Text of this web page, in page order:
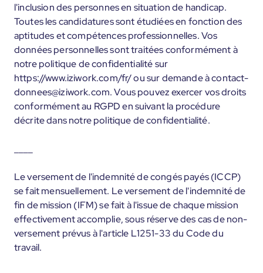
l'inclusion des personnes en situation de handicap.
Toutes les candidatures sont étudiées en fonction des
aptitudes et compétences professionnelles. Vos
données personnelles sont traitées conformément à
notre politique de confidentialité sur
https://www.iziwork.com/fr/ ou sur demande à contact-
donnees@iziwork.com. Vous pouvez exercer vos droits
conformément au RGPD en suivant la procédure
décrite dans notre politique de confidentialité.
Le versement de l'indemnité de congés payés (ICCP)
se fait mensuellement. Le versement de l'indemnité de
fin de mission (IFM) se fait à l'issue de chaque mission
effectivement accomplie, sous réserve des cas de non-
versement prévus à l'article L1251-33 du Code du
travail.